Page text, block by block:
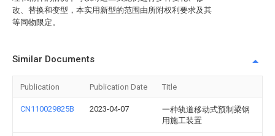
改、替换和变型，本实用新型的范围由所附权利要求及其
等同物限定。
Similar Documents
Publication Publication Date Title
CN110029825B 2023-04-07
一种轨道移动式预制梁钢
用施工装置